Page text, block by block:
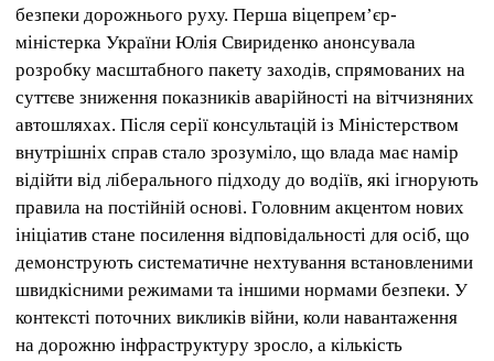
безпеки дорожнього руху. Перша віцепрем’єр-
міністерка України Юлія Свириденко анонсувала
розробку масштабного пакету заходів, спрямованих на
суттєве зниження показників аварійності на вітчизняних
автошляхах. Після серії консультацій із Міністерством
внутрішніх справ стало зрозуміло, що влада має намір
відійти від ліберального підходу до водіїв, які ігнорують
правила на постійній основі. Головним акцентом нових
ініціатив стане посилення відповідальності для осіб, що
демонструють систематичне нехтування встановленими
швидкісними режимами та іншими нормами безпеки. У
контексті поточних викликів війни, коли навантаження
на дорожню інфраструктуру зросло, а кількість